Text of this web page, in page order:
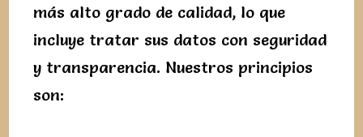
más alto grado de calidad, lo que
incluye tratar sus datos con seguridad
y transparencia. Nuestros principios
son: